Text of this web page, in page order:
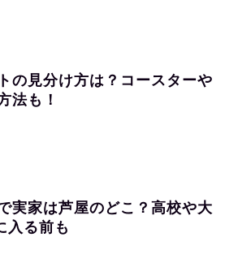
の見分け方は？コースターや
法も！
実家は芦屋のどこ？高校や大
入る前も